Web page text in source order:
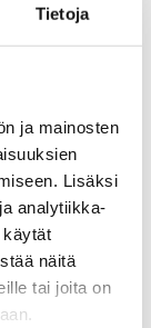
Tietoja
ja mainosten
Lisäksi
analytiikka-
käytät
näitä
tai joita on
seurannan.
eri
ylläpidon.
käteen -
eri tekijöiden